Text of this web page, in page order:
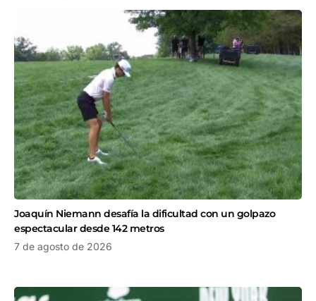
Joaquín Niemann desafía la dificultad con un golpazo
espectacular desde 142 metros
7 de agosto de 2026